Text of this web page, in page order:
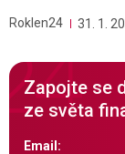
Roklen24 31. 1.
Zapojte se
ze světa
Email: